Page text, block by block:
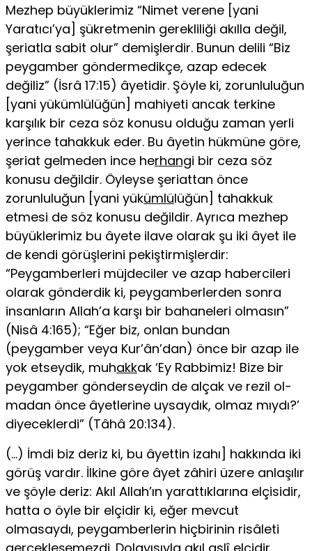
Mezhep büyüklerimiz “Nimet verene [yani
Yaratıcı’ya] şükretmenin gerekliliği akılla değil,
şeriatla sabit olur” demişlerdir. Bunun delili “Biz
peygamber gönder­medikçe, azap edecek
değiliz” (İsrâ 17:15) âyetidir. Şöyle ki, zorunluluğun
[yani yükümlülüğün] mahiyeti ancak terkine
karşılık bir ceza söz konusu olduğu za­man yerli
yerince tahakkuk eder. Bu âyetin hükmüne göre,
şeriat gelmeden ince herhangi bir ceza söz
konusu değildir. Öyleyse şeriattan önce
zorunluluğun [yani yükümlülüğün] tahakkuk
etmesi de söz konusu değildir. Ayrıca mezhep
büyük­lerimiz bu âyete ilave olarak şu iki âyet ile
de kendi görüşlerini pekiştirmişlerdir:
“Peygamberleri müjdeciler ve azap habercileri
olarak gönderdik ki, peygamber­lerden sonra
insanların Allah’a karşı bir bahaneleri olmasın”
(Nisâ 4:165); “Eğer biz, onlan bundan
(peygamber veya Kur’ân’dan) önce bir azap ile
yok etseydik, muhakkak ‘Ey Rabbimiz! Bize bir
peygamber gönderseydin de alçak ve rezil ol­
madan önce âyetlerine uysaydık, olmaz mıydı?’
diyeceklerdi” (Tâhâ 20:134).
(…) İmdi biz deriz ki, bu âyettin izahı] hakkında iki
görüş vardır. İlkine göre âyet zâhiri üzere anlaşılır
ve şöyle deriz: Akıl Allah’ın yarattıklarına elçisidir,
hatta o öyle bir elçidir ki, eğer mevcut
olmasaydı, peygamberlerin hiçbirinin risâleti